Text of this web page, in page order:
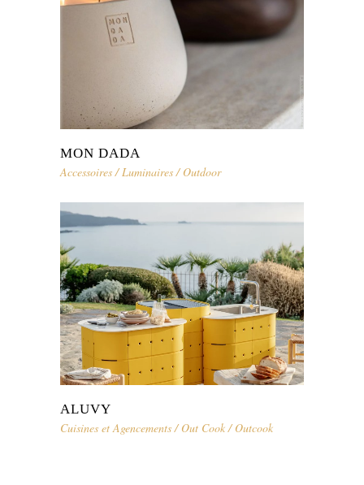
MON DADA
Accessoires/Luminaires/Outdoor
ALUVY
Cuisines et Agencements/Out Cook/Outcook